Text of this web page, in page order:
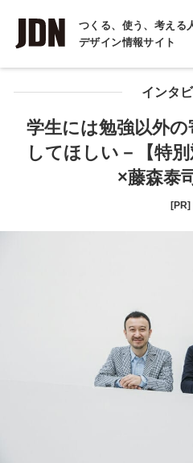
つくる、使う、考える
デザイン情報サイト
INTERVIEW
インタビュー
REPORT
COLUMN
インタ
学生には勉強以外
してほしい－【特
×藤森泰
[PR]